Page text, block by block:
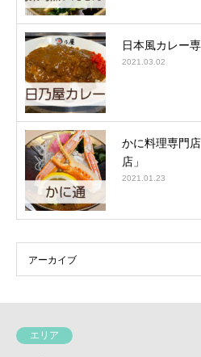
日本風カレー
2021.03.02
かに料理専門
店」
2021.01.23
エリア